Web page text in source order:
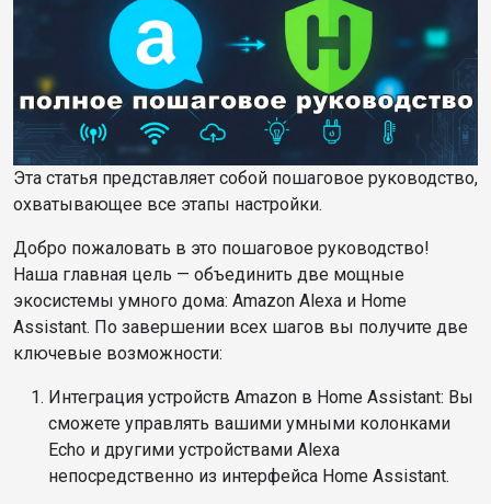
Эта статья представляет собой пошаговое руководство,
охватывающее все этапы настройки.
Добро пожаловать в это пошаговое руководство!
Наша главная цель — объединить две мощные
экосистемы умного дома: Amazon Alexa и Home
Assistant. По завершении всех шагов вы получите две
ключевые возможности:
Интеграция устройств Amazon в Home Assistant: Вы
сможете управлять вашими умными колонками
Echo и другими устройствами Alexa
непосредственно из интерфейса Home Assistant.